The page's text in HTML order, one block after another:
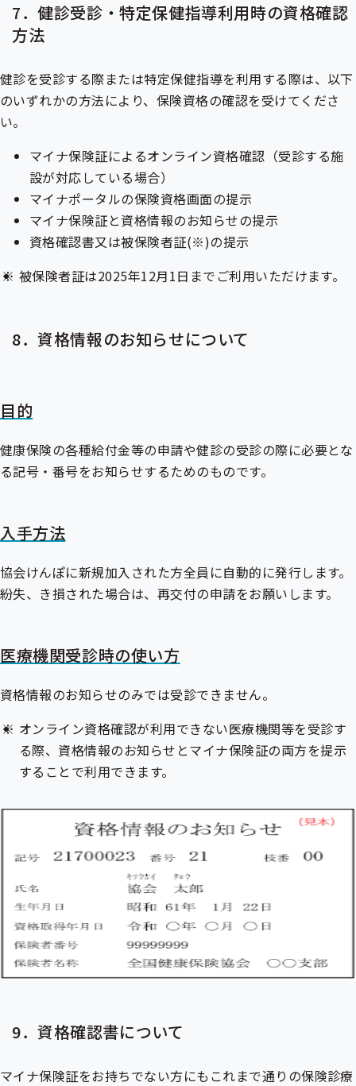
7．健診受診・特定保健指導利用時の資格確認
方法
健診を受診する際または特定保健指導を利用する際は、以下
のいずれかの方法により、保険資格の確認を受けてくださ
い。
マイナ保険証によるオンライン資格確認（受診する施
設が対応している場合）
マイナポータルの保険資格画面の提示
マイナ保険証と資格情報のお知らせの提示
資格確認書又は被保険者証(※)の提示
被保険者証は2025年12月1日までご利用いただけます。
8．資格情報のお知らせについて
目的
健康保険の各種給付金等の申請や健診の受診の際に必要とな
る記号・番号をお知らせするためのものです。
入手方法
協会けんぽに新規加入された方全員に自動的に発行します。
紛失、き損された場合は、再交付の申請をお願いします。
医療機関受診時の使い方
資格情報のお知らせのみでは受診できません。
オンライン資格確認が利用できない医療機関等を受診す
る際、資格情報のお知らせとマイナ保険証の両方を提示
することで利用できます。
9．資格確認書について
マイナ保険証をお持ちでない方にもこれまで通りの保険診療